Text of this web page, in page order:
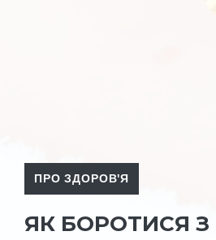
ПРО ЗДОРОВ'Я
ЯК БОРОТИСЯ З